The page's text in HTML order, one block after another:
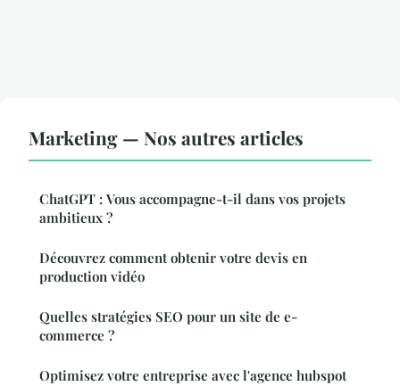
Marketing — Nos autres articles
ChatGPT : Vous accompagne-t-il dans vos projets
ambitieux ?
Découvrez comment obtenir votre devis en
production vidéo
Quelles stratégies SEO pour un site de e-
commerce ?
Optimisez votre entreprise avec l'agence hubspot